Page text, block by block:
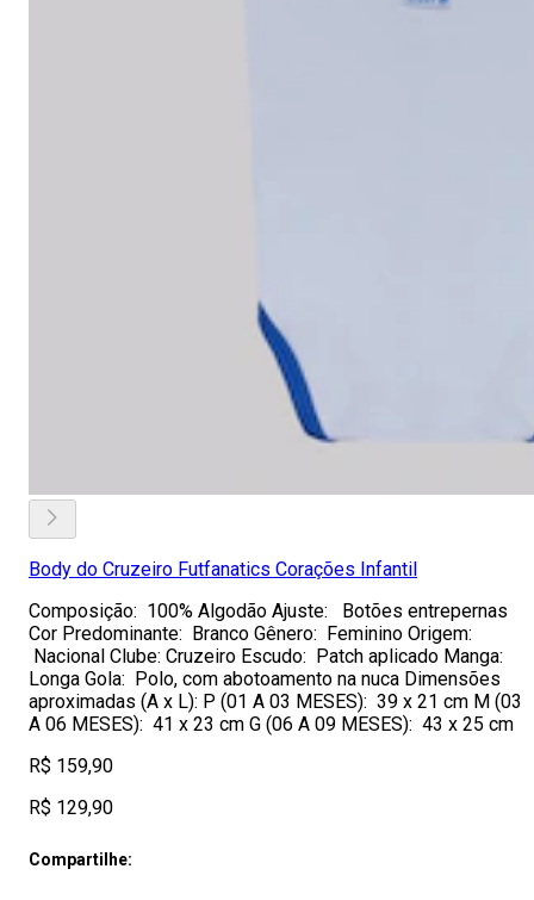
Body do Cruzeiro Futfanatics Corações Infantil
Composição: 100% Algodão Ajuste: Botões entrepernas
Cor Predominante: Branco Gênero: Feminino Origem:
Nacional Clube: Cruzeiro Escudo: Patch aplicado Manga:
Longa Gola: Polo, com abotoamento na nuca Dimensões
aproximadas (A x L): P (01 A 03 MESES): 39 x 21 cm M (03
A 06 MESES): 41 x 23 cm G (06 A 09 MESES): 43 x 25 cm
R$ 159,90
R$ 129,90
Compartilhe: